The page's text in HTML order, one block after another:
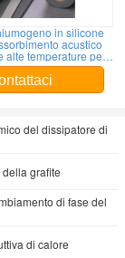
in silicone
acustico
alte temperature per
elettrici
del dissipatore di
grafite
di fase del
di calore